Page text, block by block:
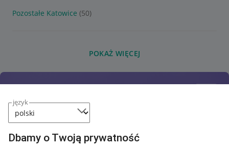
język
Dbamy o Twoją prywatność
Pozostałe Katowice (50)
POKAŻ WIĘCEJ